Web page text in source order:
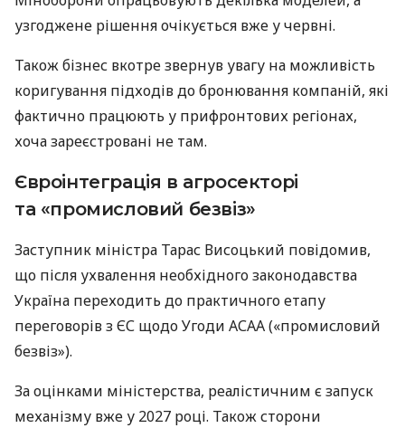
узгоджене рішення очікується вже у червні.
Також бізнес вкотре звернув увагу на можливість
коригування підходів до бронювання компаній, які
фактично працюють у прифронтових регіонах,
хоча зареєстровані не там.
Євроінтеграція в агросекторі
та «промисловий безвіз»
Заступник міністра Тарас Висоцький повідомив,
що після ухвалення необхідного законодавства
Україна переходить до практичного етапу
переговорів з ЄС щодо Угоди АСАА («промисловий
безвіз»).
За оцінками міністерства, реалістичним є запуск
механізму вже у 2027 році. Також сторони